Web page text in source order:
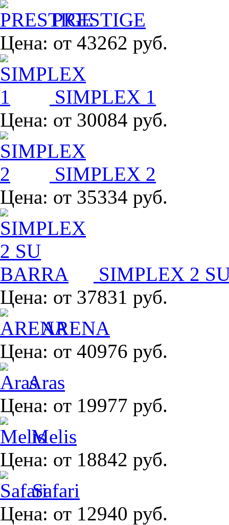
PRESTIGE
Цена: от 43262 руб.
SIMPLEX 1
Цена: от 30084 руб.
SIMPLEX 2
Цена: от 35334 руб.
SIMPLEX 2
Цена: от 37831 руб.
ARENA
Цена: от 40976 руб.
Aras
Цена: от 19977 руб.
Melis
Цена: от 18842 руб.
Safari
Цена: от 12940 руб.